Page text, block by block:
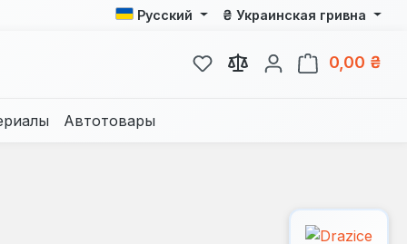
Русский ₴ Украинская гривна
У вас есть товары из
0,00 ₴
Автотовары